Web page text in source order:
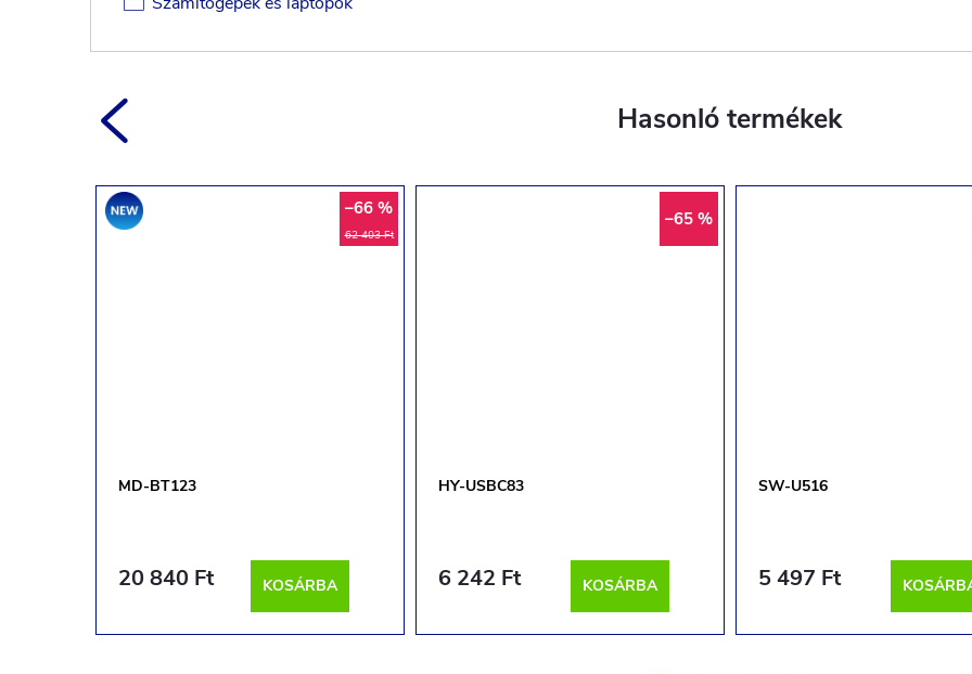
Akció
62 403 Ft
–66 %
MD-BT123
20 840 Ft KOSÁRBA
–65 %
HY-USBC83
6 242 Ft KOSÁRBA
SW-U516
5 497 Ft